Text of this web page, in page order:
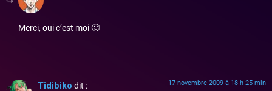
Merci, oui c’est moi 🙂
Tidibiko dit : 17 novembre 2009 à 18 h 25 min